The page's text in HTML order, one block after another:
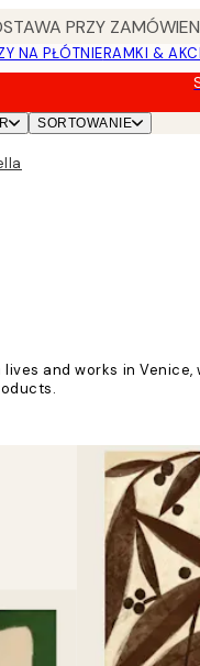
PRZY
NA PŁÓTNIERAMKI &
SORTOWANIE
and works in